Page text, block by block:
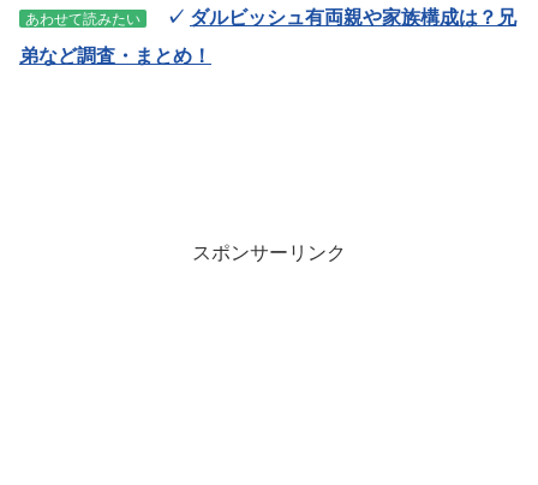
あわせて読みたい ✓ ダルビッシュ有両親や家族構成は？兄
弟など調査・まとめ！
スポンサーリンク